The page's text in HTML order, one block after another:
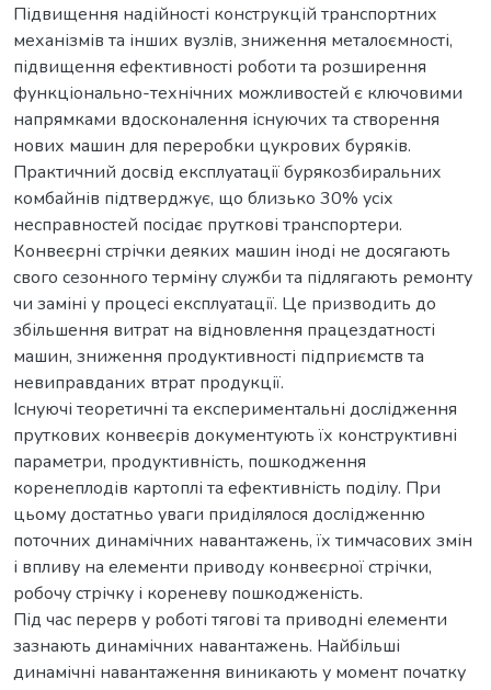
Підвищення надійності конструкцій транспортних
механізмів та інших вузлів, зниження металоємності,
підвищення ефективності роботи та розширення
функціонально-технічних можливостей є ключовими
напрямками вдосконалення існуючих та створення
нових машин для переробки цукрових буряків.
Практичний досвід експлуатації бурякозбиральних
комбайнів підтверджує, що близько 30% усіх
несправностей посідає пруткові транспортери.
Конвеєрні стрічки деяких машин іноді не досягають
свого сезонного терміну служби та підлягають ремонту
чи заміні у процесі експлуатації. Це призводить до
збільшення витрат на відновлення працездатності
машин, зниження продуктивності підприємств та
невиправданих втрат продукції.
Існуючі теоретичні та експериментальні дослідження
пруткових конвеєрів документують їх конструктивні
параметри, продуктивність, пошкодження
коренеплодів картоплі та ефективність поділу. При
цьому достатньо уваги приділялося дослідженню
поточних динамічних навантажень, їх тимчасових змін
і впливу на елементи приводу конвеєрної стрічки,
робочу стрічку і кореневу пошкодженість.
Під час перерв у роботі тягові та приводні елементи
зазнають динамічних навантажень. Найбільші
динамічні навантаження виникають у момент початку